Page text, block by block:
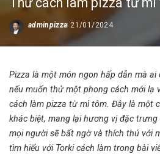
Posted
adminpizza 21/01/2024
Pizza là một món ngon hấp dẫn mà ai
nếu muốn thử một phong cách mới lạ
cách làm pizza từ mì tôm. Đây là một
khác biệt, mang lại hương vị đặc
mọi người sẽ bất ngờ và thích thú với
tìm hiểu với Torki cách làm trong bài